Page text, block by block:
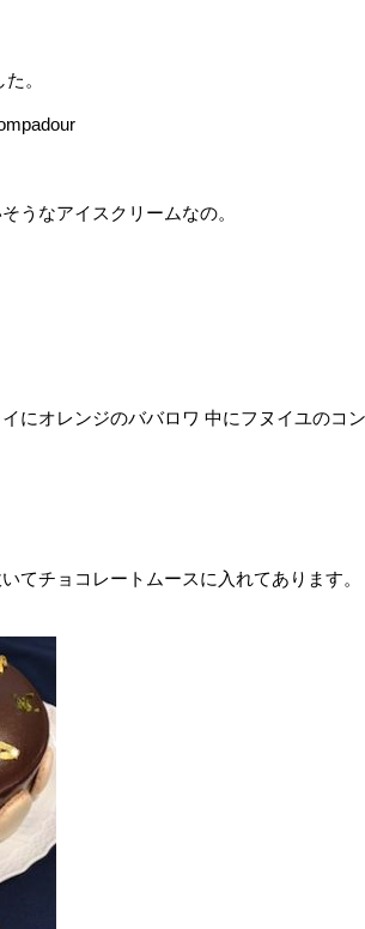
。
うなアイスクリームなの。
にオレンジのババロワ 中にフヌイユのコ
てチョコレートムースに入れてあります。